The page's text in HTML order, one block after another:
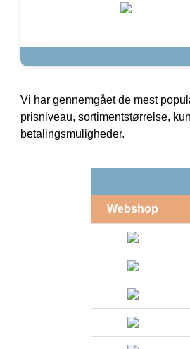
Vi har gennemgået de mest
prisniveau, sortimentstørrelse,
betalingsmuligheder.
Webshop